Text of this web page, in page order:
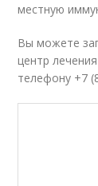
местную
Вы можете
центр
телефону +7